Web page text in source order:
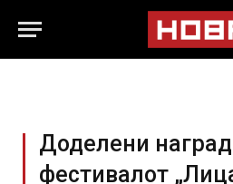
Доделени
фестивалот